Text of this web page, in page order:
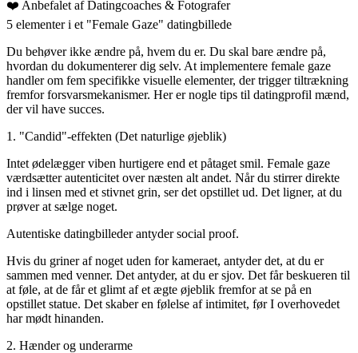
❤️ Anbefalet af Datingcoaches & Fotografer
5 elementer i et "Female Gaze" datingbillede
Du behøver ikke ændre på, hvem du er. Du skal bare ændre på,
hvordan du dokumenterer dig selv. At implementere female gaze
handler om fem specifikke visuelle elementer, der trigger tiltrækning
fremfor forsvarsmekanismer. Her er nogle tips til datingprofil mænd,
der vil have succes.
1. "Candid"-effekten (Det naturlige øjeblik)
Intet ødelægger viben hurtigere end et påtaget smil. Female gaze
værdsætter autenticitet over næsten alt andet. Når du stirrer direkte
ind i linsen med et stivnet grin, ser det opstillet ud. Det ligner, at du
prøver at sælge noget.
Autentiske datingbilleder antyder social proof.
Hvis du griner af noget uden for kameraet, antyder det, at du er
sammen med venner. Det antyder, at du er sjov. Det får beskueren til
at føle, at de får et glimt af et ægte øjeblik fremfor at se på en
opstillet statue. Det skaber en følelse af intimitet, før I overhovedet
har mødt hinanden.
2. Hænder og underarme